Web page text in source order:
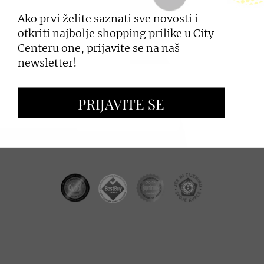
PRIJAVI SE
ZAKUP PROSTORA
OGLAŠAVANJE I PROMOCIJE
Ako prvi želite saznati sve novosti i
otkriti najbolje shopping prilike u City
Centeru one, prijavite se na naš
newsletter!
PRIJAVITE SE